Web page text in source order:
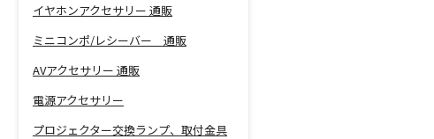
イヤホンアクセサリー 通販
ミニコンポ/レシーバー 通販
AVアクセサリー 通販
電源アクセサリー
プロジェクター交換ランプ、取付金具